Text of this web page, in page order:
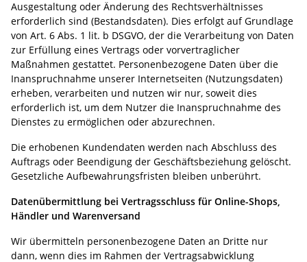
Ausgestaltung oder Änderung des Rechtsverhältnisses
erforderlich sind (Bestandsdaten). Dies erfolgt auf Grundlage
von Art. 6 Abs. 1 lit. b DSGVO, der die Verarbeitung von Daten
zur Erfüllung eines Vertrags oder vorvertraglicher
Maßnahmen gestattet. Personenbezogene Daten über die
Inanspruchnahme unserer Internetseiten (Nutzungsdaten)
erheben, verarbeiten und nutzen wir nur, soweit dies
erforderlich ist, um dem Nutzer die Inanspruchnahme des
Dienstes zu ermöglichen oder abzurechnen.
Die erhobenen Kundendaten werden nach Abschluss des
Auftrags oder Beendigung der Geschäftsbeziehung gelöscht.
Gesetzliche Aufbewahrungsfristen bleiben unberührt.
Datenübermittlung bei Vertragsschluss für Online-Shops,
Händler und Warenversand
Wir übermitteln personenbezogene Daten an Dritte nur
dann, wenn dies im Rahmen der Vertragsabwicklung